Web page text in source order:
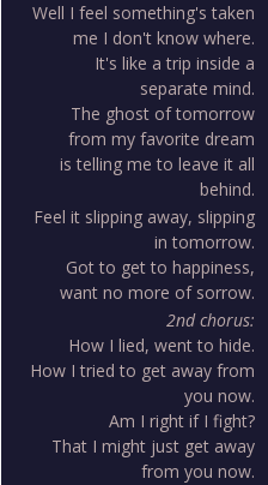
Well I feel something's taken
me I don't know where.
It's like a trip inside a
separate mind.
The ghost of tomorrow
from my favorite dream
is telling me to leave it all
behind.
Feel it slipping away, slipping
in tomorrow.
Got to get to happiness,
want no more of sorrow.
2nd chorus:
How I lied, went to hide.
How I tried to get away from
you now.
Am I right if I fight?
That I might just get away
from you now.